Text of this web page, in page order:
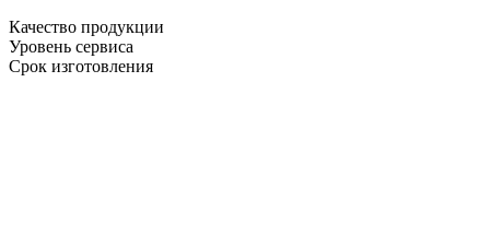
Качество продукции
Уровень сервиса
Срок изготовления